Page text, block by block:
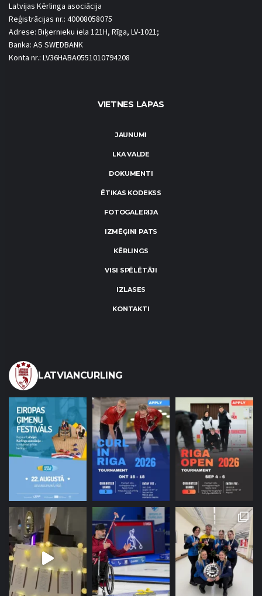
Latvijas Kērlinga asociācija
Reģistrācijas nr.: 40008058075
Adrese: Biķernieku iela 121H, Rīga, LV-1021;
Banka: AS SWEDBANK
Konta nr.: LV36HABA0551010794208
VIETNES LAPAS
JAUNUMI
LKA VALDE
DOKUMENTI
ĒTIKAS KODEKSS
FOTOGALERIJA
IZMĒĢINI PATS
KĒRLINGS
VISI SPĒLĒTĀJI
IZLASES
KONTAKTI
LATVIANCURLING